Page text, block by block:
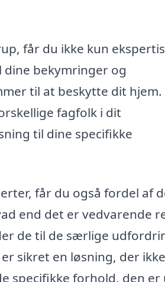
får du ikke kun
dine bekymringer og
til at beskytte dit hjem.
fagfolk i dit
til dine specifikke
får du også fordel af
end det er vedvarende
de til de særlige
sikret en løsning, der
specifikke forhold, den er